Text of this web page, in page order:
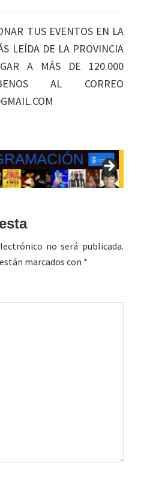
TUS EVENTOS EN LA
LEÍDA DE LA PROVINCIA
A MÁS DE 120.000
AL CORREO
no será publicada.
marcados con *